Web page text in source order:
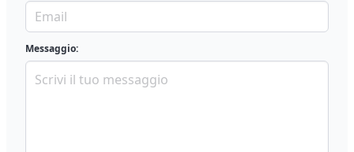
Messaggio: